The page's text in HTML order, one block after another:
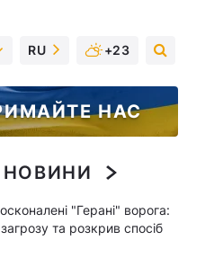
RU +23
НАС
НОВИНИ
"Герані" ворога:
та розкрив спосіб